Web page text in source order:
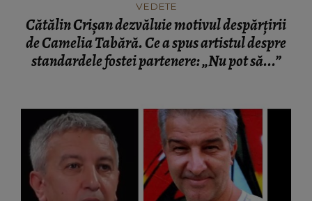
VEDETE
Cătălin Crișan dezvăluie motivul despărțirii
de Camelia Tabără. Ce a spus artistul despre
standardele fostei partenere: „Nu pot să...”